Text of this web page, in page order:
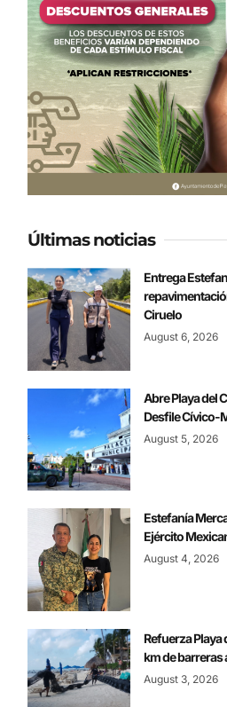
Últimas noticias
Entrega
Ciruelo
August 6, 2026
Abre Playa del
Desfile Cívico-
August 5, 2026
Estefanía
Ejército
August 4, 2026
Refuerza Playa
km de barreras
August 3, 2026